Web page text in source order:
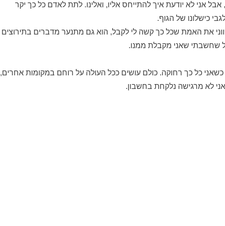
אני לא יודעת איך להתייחס אליו, ואלינו. לתת לאדם כל כך יקר
כישלונו של הגוף.
את האמת שכל כך קשה לי לקבל, הוא גם מתנער מדברים בתירוצים
שחשבתי שאני מקבלת ממנו.
כשאני כל כך רחוקה. כולם עושים ככל העולה על רוחם במקומות אחרים,
לא מרגישה נלקחת בחשבון.